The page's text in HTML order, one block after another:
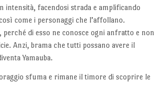
intensità, facendosi strada e amplificando
come i personaggi che l’affollano.
perché di esso ne conosce ogni anfratto e non
Anzi, brama che tutti possano avere il
Yamauba.
sfuma e rimane il timore di scoprire le